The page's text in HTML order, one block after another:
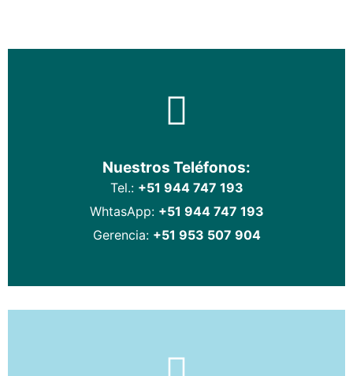
Nuestros Teléfonos:
Tel.: +51 944 747 193
WhtasApp: +51 944 747 193
Gerencia: +51 953 507 904